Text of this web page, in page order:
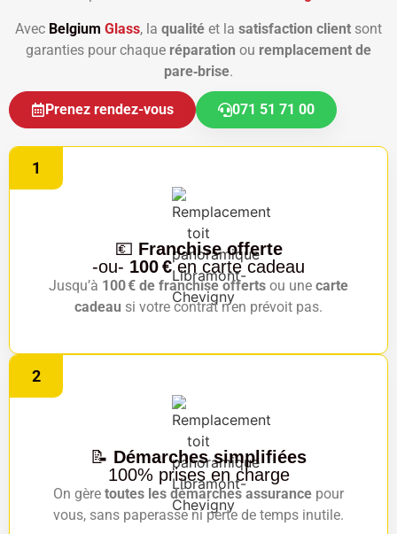
Avec Belgium Glass, la qualité et la satisfaction client sont
garanties pour chaque réparation ou remplacement de
pare‑brise.
Prenez rendez-vous 071 51 71 00
1
💶 Franchise offerte
-ou- 100 €en carte cadeau
Jusqu’à 100 € de franchise offerts ou une carte
cadeau si votre contrat n’en prévoit pas.
2
📝 Démarches simplifiées
100% prises en charge
On gère toutes les démarches assurance pour
vous, sans paperasse ni perte de temps inutile.